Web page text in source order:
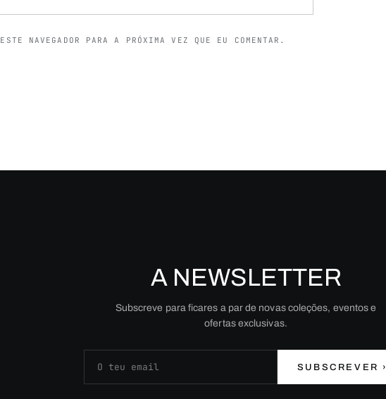
NAVEGADOR PARA A PRÓXIMA VEZ QUE EU COMENTAR.
A NEWSLETTER
Subscreve para ficares a par de novas coleções, eventos e
ofertas exclusivas.
SUBSCREVER ›